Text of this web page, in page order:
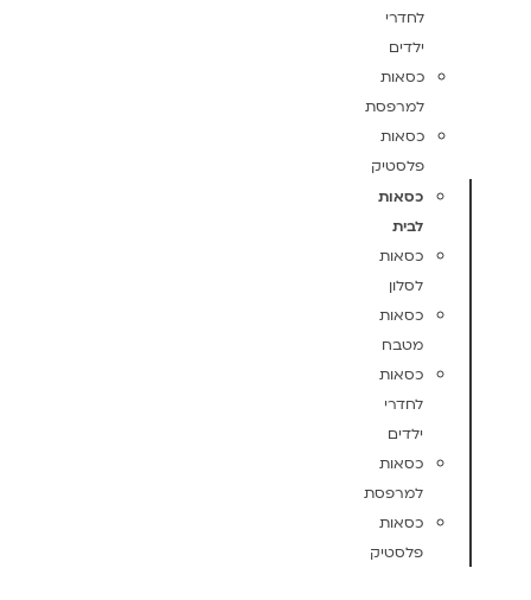
לחדרי
ילדים
כסאות
למרפסת
כסאות
פלסטיק
כסאות
לבית
כסאות
לסלון
כסאות
מטבח
כסאות
לחדרי
ילדים
כסאות
למרפסת
כסאות
פלסטיק